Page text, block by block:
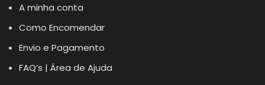
A minha conta
Como Encomendar
Envio e Pagamento
FAQ’s | Área de Ajuda